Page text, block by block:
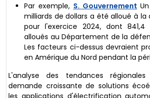
Par exemple, S. Gouvernement
milliards de dollars a été alloué à
pour l'exercice 2024, dont
alloués au Département de la
Les facteurs ci-dessus devraient
en Amérique du Nord pendant la
L'analyse des tendances
demande croissante de solutions
les applications d'électrification